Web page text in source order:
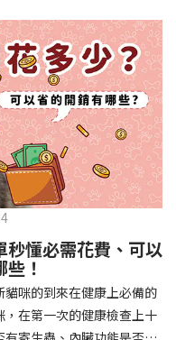
咬人、啃咬家具和亂叫。
咬玩具代替咬手），並在
效。社交化訓練 兩個月大
驗將深刻影響未來性格。
眼鏡的人、使用拐杖的人
起初保持在安全、受控的
體驗後給予獎勵，建立幼
礎訓練穩固後，可以進入
不同干擾下的指令遵從、
犬學會即使沒有立即獎勵
練，如公園、寵物店等，
持良好習慣 成功的訓練不
犬已經掌握所有技能，也
入日常生活，如出門前的
📌 貓咪拉肚子判斷步驟5：
次但精神好、食慾正常，
狀腹瀉 + 嗜睡、食慾下降、
可以快速判斷貓咪拉肚子的
如果不確定情況，還是建
風險群貓咪拉肚子要小心高
慢性疾病貓，這些貓咪在
子次數超過2次以上，就建
肚子要不要看醫生 高風險貓
尋求獸醫師協助。並記得提
咪拉肚子但精神很好？如
的精神很好。有可能與飲
或是正進行飼料更換的過
皮膚問題是造成掉毛的常
，都會讓貓咪的毛髮失去健
皮膚黴菌、細菌感染、疥
果發現貓咪皮膚有紅腫、
建議盡快帶牠看獸醫哦！
？貓咪也會！貓咪可能對
物中的某些成分產生過敏
還會引起皮膚搔癢和掉毛
掉毛元兇！如果貓咪經常
可能是過敏在作怪呢！貓
營養息息相關！當貓咪飲
是Omega-3和Omega-
乾燥、脆弱，容易斷裂脫
能使貓咪營養不良，進而
懂必需花費、可以
！
咪的到來在健康上必備的
在第一次的健康檢查上十